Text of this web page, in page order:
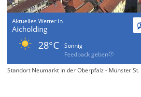
Aktuelles Wetter in
Aicholding
28°C
Sonnig
Feedback geben
Standort Neumarkt in der Oberpfalz - Münster St.